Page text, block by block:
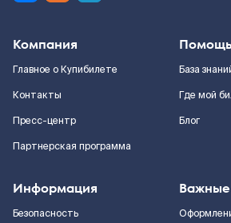
Компания
Главное о Купибилете
Контакты
Пресс-центр
Партнерская программа
Помощь
База
Где мой
Блог
Информация
Безопасность